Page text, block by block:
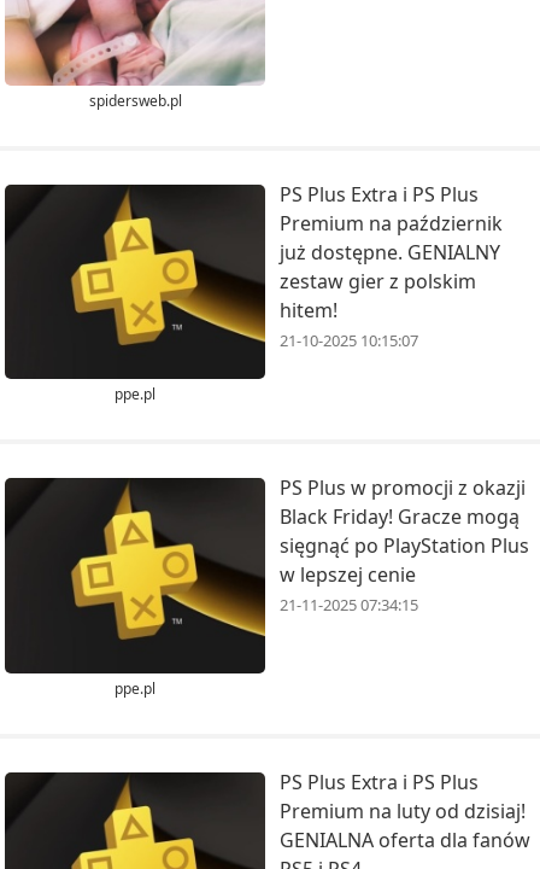
spidersweb.pl
ppe.pl
PS Plus Extra i PS Plus
Premium na październik
już dostępne. GENIALNY
zestaw gier z polskim
hitem!
21-10-2025 10:15:07
ppe.pl
PS Plus w promocji z okazji
Black Friday! Gracze mogą
sięgnąć po PlayStation Plus
w lepszej cenie
21-11-2025 07:34:15
PS Plus Extra i PS Plus
Premium na luty od dzisiaj!
GENIALNA oferta dla fanów